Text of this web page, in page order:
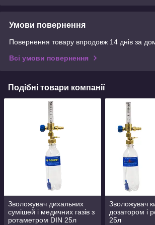
Умови повернення
Повернення товару впродовж 14 днів за
Всі умови повернення
Подібні товари компанії
Зволожувач дихальних
сумішей і медичних газів з
ротаметром DIN 25л
Зволожувач
дозатором і
25л